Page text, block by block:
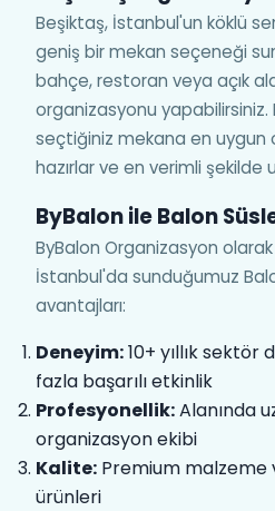
Beşiktaş, İstanbul'un köklü
geniş bir mekan seçeneği
bahçe, restoran veya açık
organizasyonu yapabilirsiniz.
seçtiğiniz mekana en uygun
hazırlar ve en verimli şekilde
ByBalon ile Balon
ByBalon Organizasyon
İstanbul'da sunduğumuz
avantajları:
Deneyim:10+ yıllık
fazla başarılı etkinlik
Profesyonellik:Alanında
organizasyon ekibi
Kalite: Premium malzeme
ürünleri